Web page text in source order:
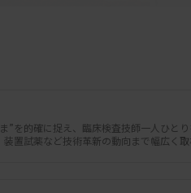
を測定し、その結果に応
。バクテロイデスやルミノ
”を的確に捉え、臨床検査技師一人ひと
置試薬など技術革新の動向まで幅広く